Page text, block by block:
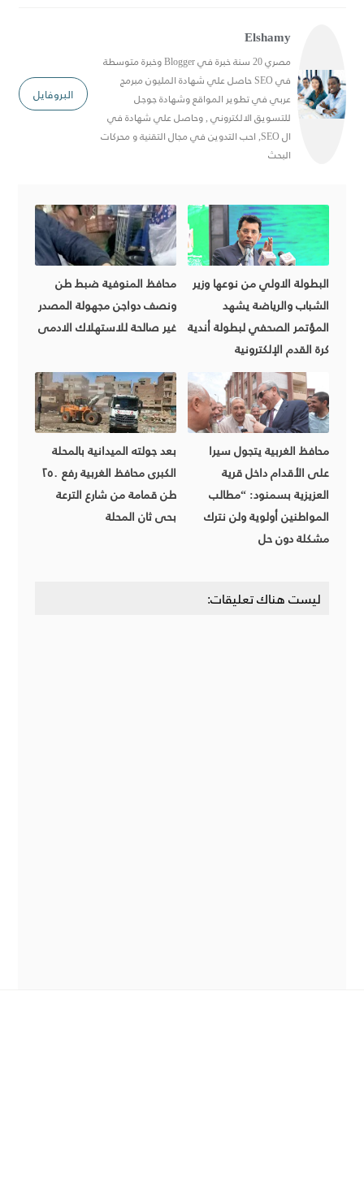
Elshamy
مصري 20 سنة خبرة في Blogger وخبرة متوسطة
في SEO حاصل علي شهادة المليون مبرمج
عربي في تطوير المواقع وشهادة جوجل
للتسويق الالكتروني , وحاصل علي شهادة في
ال SEO, احب التدوين في مجال التقنية و محركات
البحث
البروفايل
محافظ المنوفية ضبط طن
ونصف دواجن مجهولة المصدر
غير صالحة للاستهلاك الادمى
البطولة الاولي من نوعها وزير
الشباب والرياضة يشهد
المؤتمر الصحفي لبطولة أندية
كرة القدم الإلكترونية
بعد جولته الميدانية بالمحلة
الكبرى محافظ الغربية رفع ٢٥٠
طن قمامة من شارع الترعة
بحى ثان المحلة
محافظ الغربية يتجول سيرا
على الأقدام داخل قرية
العزيزية بسمنود: “مطالب
المواطنين أولوية ولن نترك
مشكلة دون حل
ليست هناك تعليقات: